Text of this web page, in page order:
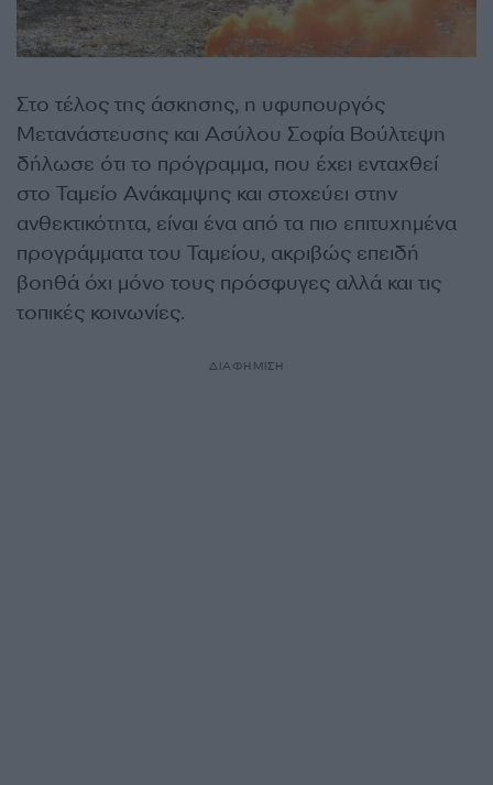
Στο τέλος της άσκησης, η υφυπουργός
Μετανάστευσης και Ασύλου Σοφία Βούλτεψη
δήλωσε ότι το πρόγραμμα, που έχει ενταχθεί
στο Ταμείο Ανάκαμψης και στοχεύει στην
ανθεκτικότητα, είναι ένα από τα πιο επιτυχημένα
προγράμματα του Ταμείου, ακριβώς επειδή
βοηθά όχι μόνο τους πρόσφυγες αλλά και τις
τοπικές κοινωνίες.
ΔΙΑΦΗΜΙΣΗ